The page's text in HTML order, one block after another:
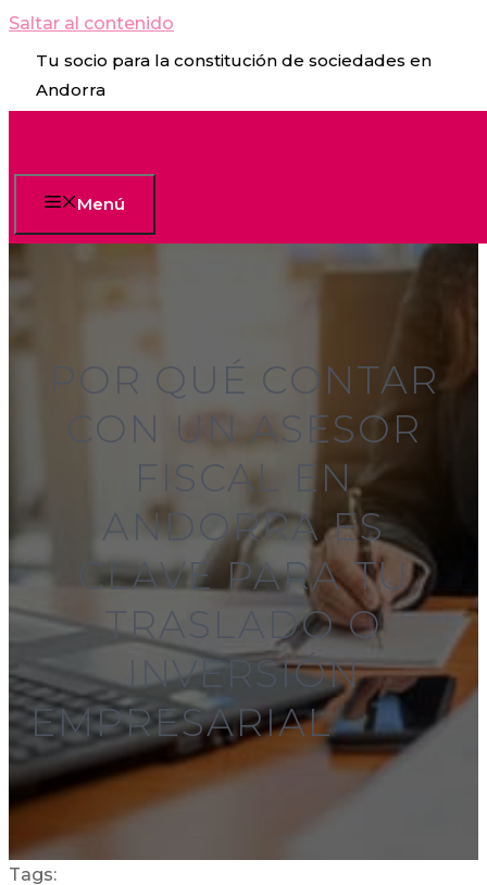
Saltar al contenido
Tu socio para la constitución de sociedades en
Andorra
Menú
POR QUÉ CONTAR
CON UN ASESOR
FISCAL EN
ANDORRA ES
CLAVE PARA TU
TRASLADO O
INVERSIÓN
Tags: